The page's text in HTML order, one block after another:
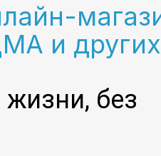
и других
без